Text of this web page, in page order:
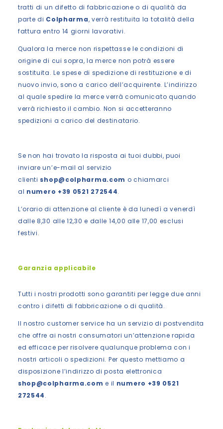
tratti di un difetto di fabbricazione o di qualità da
parte di Colpharma, verrà restituita la totalità della
fattura entro 14 giorni lavorativi.
Qualora la merce non rispettasse le condizioni di
origine di cui sopra, la merce non potrà essere
sostituita. Le spese di spedizione di restituzione e di
nuovo invio, sono a carico dell’acquirente. L’indirizzo
al quale spedire la merce verrà comunicato quando
verrà richiesto il cambio. Non si accetteranno
spedizioni a carico del destinatario.
Se non hai trovato la risposta ai tuoi dubbi, puoi
inviare un’e-mail al servizio
clienti shop@colpharma.com o chiamarci
al numero +39 0521 272544.
L’orario di attenzione al cliente è da lunedì a venerdì
dalle 8,30 alle 12,30 e dalle 14,00 alle 17,00 esclusi
festivi.
Garanzia applicabile
Tutti i nostri prodotti sono garantiti per legge due anni
contro i difetti di fabbricazione o di qualità.
Il nostro customer service ha un servizio di postvendita
che offre ai nostri consumatori un’attenzione rapida
ed efficace per risolvere qualunque problema con i
nostri articoli o spedizioni. Per questo mettiamo a
disposizione l’indirizzo di posta elettronica
shop@colpharma.come il numero +39 0521
272544.